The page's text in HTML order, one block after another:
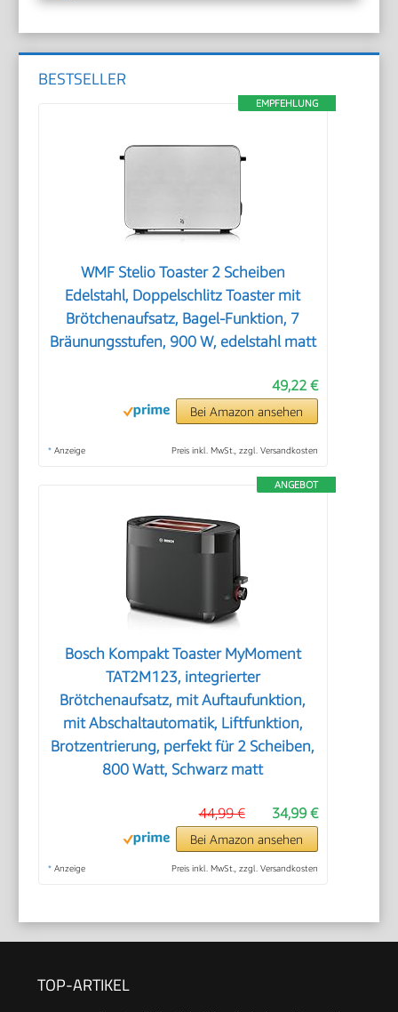
BESTSELLER
EMPFEHLUNG
WMF Stelio Toaster 2 Scheiben
Edelstahl, Doppelschlitz Toaster mit
Brötchenaufsatz, Bagel-Funktion, 7
Bräunungsstufen, 900 W, edelstahl matt
49,22 €
Bei Amazon ansehen
* Anzeige Preis inkl. MwSt., zzgl. Versandkosten
ANGEBOT
Bosch Kompakt Toaster MyMoment
TAT2M123, integrierter
Brötchenaufsatz, mit Auftaufunktion,
mit Abschaltautomatik, Liftfunktion,
Brotzentrierung, perfekt für 2 Scheiben,
800 Watt, Schwarz matt
34,99 €
44,99 €
Bei Amazon ansehen
* Anzeige Preis inkl. MwSt., zzgl. Versandkosten
TOP-ARTIKEL